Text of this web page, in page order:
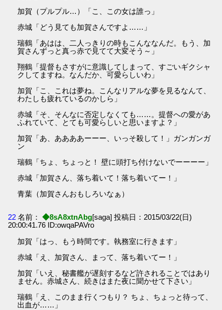
加賀（プルプル…）「こ、この女は誰っ」
赤城「どう見ても加賀さんですよ……」
瑞鶴「あはは、二人っきりの時もこんななんだ。もう、加
賀さんずっと真っ赤で見てて大変そう～」
翔鶴「提督もさすがに意識してしまって、すごいギクシャ
クしてますね。なんだか、可愛らしいわ」
加賀「こ、これは夢ね。こんなリアルな夢を見るなんて、
わたしも疲れているのかしら」
赤城「そ、そんなに否定しなくても……。提督への愛があ
ふれていて、とても可愛らしいと思いますよ？」
加賀「あ、ああああーーー、いっそ殺して！」ガンガンガ
ン
瑞鶴「ちょ、ちょっと！ 壁に頭打ち付けないでーーーー」
赤城「加賀さん、落ち着いて！落ち着いてー！」
青葉（加賀さんおもしろいなぁ）
22 名前： ◆8sA8xtnAbg[saga] 投稿日：2015/03/22(日)
20:00:41.76 ID:owqaPAVro
加賀「はっ、もう時間です。執務室に行きます」
赤城「え、加賀さん、まって、落ち着いてー！」
加賀「いえ、秘書艦が遅刻するなど許されることではあり
ません。赤城さん、続きはまた夜に聞かせて下さい」
瑞鶴「え、このまま行くつもり？ ちょ、ちょっと待って、
出血が……」